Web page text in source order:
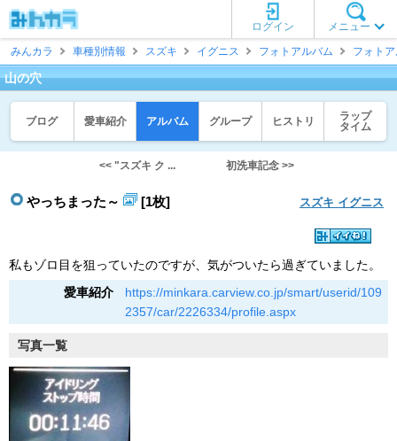
メニュー
ログイン
みんカラ
車種別情報 スズキ イグニス フォトアルバム フォト
山の穴
ブログ 愛車紹介 アルバム グループ ヒストリ
ラップ
タイム
<< "スズキ ク ... 初洗車記念 >>
やっちまった～ [1枚] スズキ イグニス
私もゾロ目を狙っていたのですが、気がついたら過ぎていました。
愛車紹介
https://minkara.carview.co.jp/smart/userid/109
2357/car/2226334/profile.aspx
写真一覧